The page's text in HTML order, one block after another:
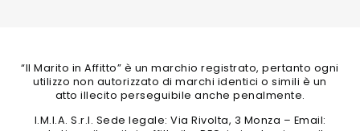
“Il Marito in Affitto” è un marchio registrato, pertanto ogni
utilizzo non autorizzato di marchi identici o simili è un
atto illecito perseguibile anche penalmente.
I.M.I.A. S.r.l. Sede legale: Via Rivolta, 3 Monza – Email: